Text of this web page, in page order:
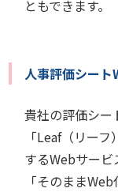
ともできます。
人事評価シー
貴社の評価シー
「Leaf（リー
するWebサービ
「そのまま